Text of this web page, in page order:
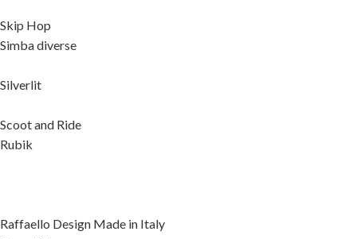
Skip Hop
Simba diverse
Silverlit
Scoot and Ride
Rubik
Raffaello Design Made in Italy